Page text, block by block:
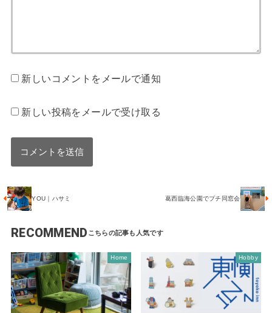
新しいコメントをメールで通知
新しい投稿をメールで受け取る
YOU｜ハサミ 葛西臨海公園でプチ同窓会
RECOMMEND
Home Hobby